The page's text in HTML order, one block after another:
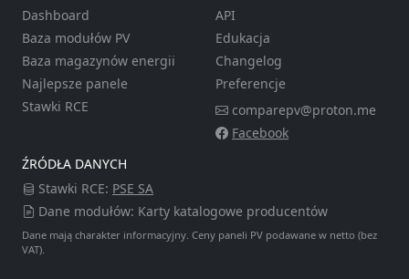
Dashboard
Baza modułów PV
Baza magazynów energii
Najlepsze panele
Stawki RCE
API
Edukacja
Changelog
Preferencje
comparepv@proton.me
Facebook
ŹRÓDŁA DANYCH
Stawki RCE: PSE SA
Dane modułów: Karty katalogowe producentów
Dane mają charakter informacyjny. Ceny paneli PV podawane w netto (bez
VAT).